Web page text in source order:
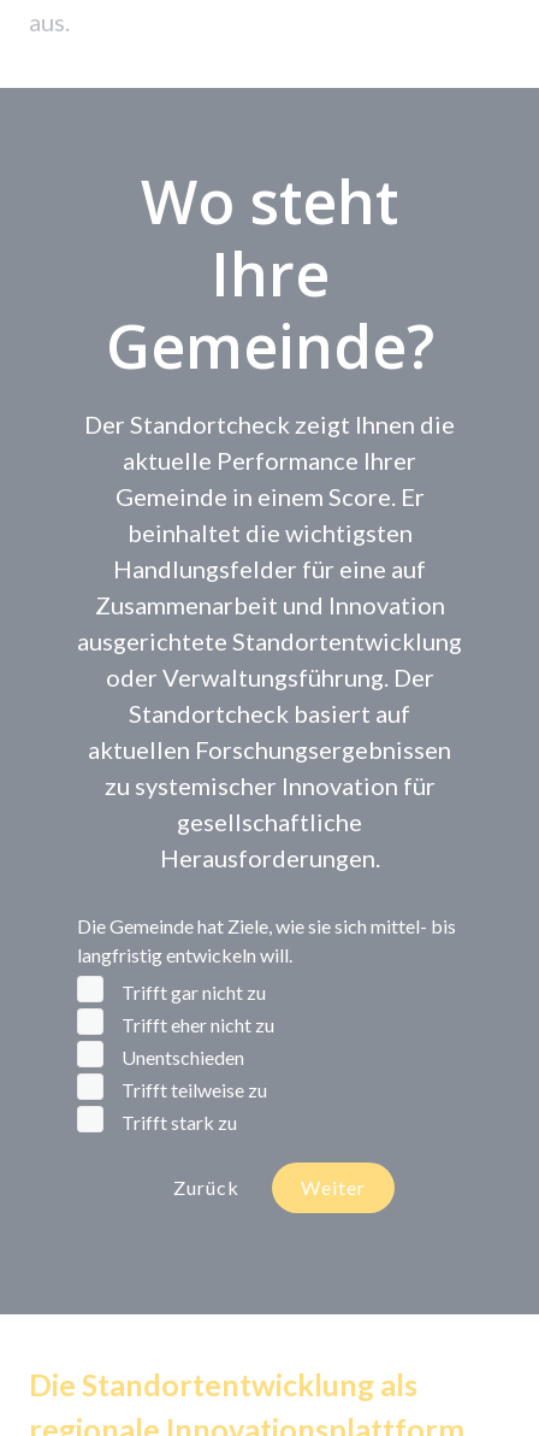
aus.
Wo steht
Ihre
Gemeinde?
Der Standortcheck zeigt Ihnen die
aktuelle Performance Ihrer
Gemeinde in einem Score. Er
beinhaltet die wichtigsten
Handlungsfelder für eine auf
Zusammenarbeit und Innovation
ausgerichtete Standortentwicklung
oder Verwaltungsführung. Der
Standortcheck basiert auf
aktuellen Forschungsergebnissen
zu systemischer Innovation für
gesellschaftliche
Herausforderungen.
Die Gemeinde hat Ziele, wie sie sich mittel- bis
langfristig entwickeln will.
Trifft gar nicht zu
Trifft eher nicht zu
Unentschieden
Trifft teilweise zu
Trifft stark zu
Zurück Weiter
Die Standortentwicklung als
regionale Innovationsplattform